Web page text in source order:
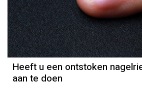
Heeft u een ontstoken
aan te doen